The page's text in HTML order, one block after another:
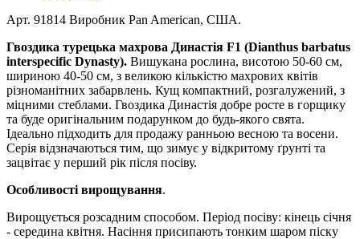
Арт. 91814 Виробник Pan American, США.
Гвоздика турецька махрова Династія F1 (Dianthus barbatus
interspecific Dynasty). Вишукана рослина, висотою 50-60 см,
шириною 40-50 см, з великою кількістю махрових квітів
різноманітних забарвлень. Кущ компактний, розгалужений, з
міцними стеблами. Гвоздика Династія добре росте в горщику
та буде оригінальним подарунком до будь-якого свята.
Ідеально підходить для продажу ранньою весною та восени.
Серія відзначаються тим, що зимує у відкритому ґрунті та
зацвітає у перший рік після посіву.
Особливості вирощування.
Вирощується розсадним способом. Період посіву: кінець січня
- середина квітня. Насіння присипають тонким шаром піску